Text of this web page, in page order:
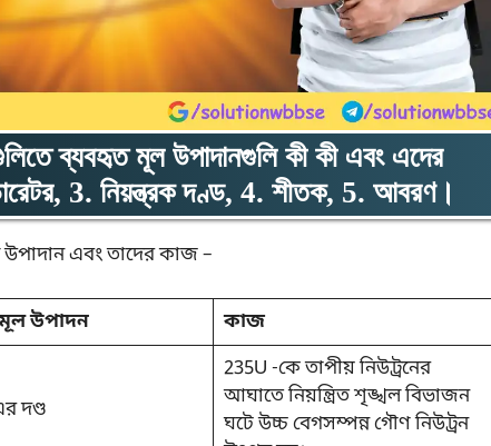
ব্যবহৃত মূল উপাদানগুলি কী কী এবং এদের
3. নিয়ন্ত্রক দণ্ড, 4. শীতক, 5. আবরণ।
উপাদান এবং তাদের কাজ –
উপাদন কাজ
দণ্ড
235U -কে তাপীয় নিউট্রনের
আঘাতে নিয়ন্ত্রিত শৃঙ্খল বিভাজন
ঘটে উচ্চ বেগসম্পন্ন গৌণ নিউট্রন